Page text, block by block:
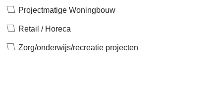
Projectmatige Woningbouw
Retail / Horeca
Zorg/onderwijs/recreatie projecten